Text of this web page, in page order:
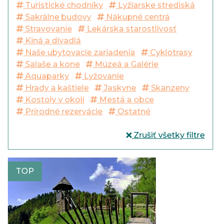
Turistické chodníky
Lyžiarske strediská
Sakrálne budovy
Nákupné centrá
Stravovanie
Lekárska starostlivosť
Kiná a divadlá
Naše ubytovacie zariadenia
Cyklotrasy
Salaše a kone
Múzeá a Galérie
Aquaparky
Lyžovanie
Hrady a kaštiele
Jaskyne
Skanzeny
Kostoly v okolí
Mestá a obce
Prírodné rezervácie
Ostatné
Zrušiť všetky filtre
TOP